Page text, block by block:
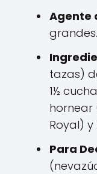
Agente
grandes.
tazas)
1½
Royal)
Para